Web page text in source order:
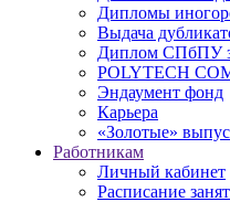
Дипломы
Выдача
Диплом СПбПУ
POLYTECH
Эндаумент фонд
Карьера
«Золотые»
Работникам
Личный кабинет
Расписание